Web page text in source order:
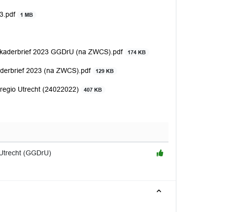
1 MB
2023 GGDrU (na ZWCS).pdf 174 KB
2023 (na ZWCS).pdf 129 KB
Utrecht (24022022) 407 KB
(GGDrU)